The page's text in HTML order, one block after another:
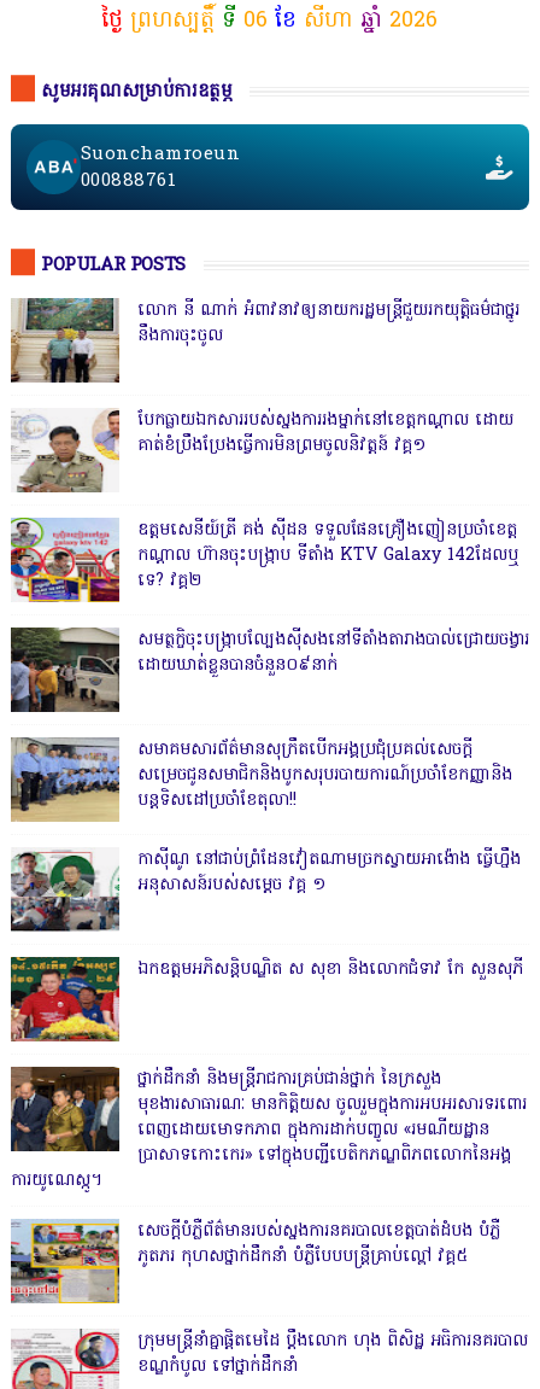
ថ្ងៃ ព្រហស្បត្តិ៍ ទី 06 ខែ សីហា ឆ្នាំ 2026
សូមអរគុណសម្រាប់ការឧត្ថម្ភ
Suonchamroeun
000888761
POPULAR POSTS
លោក នី ណាក់ អំពាវនាវឲ្យនាយករដ្ឋមន្ត្រីជួយរកយុត្តិធម៌ជាថ្នូរ
នឹងការចុះចូល
បែកធ្លាយឯកសាររបស់ស្នងការរងម្នាក់នៅខេត្តកណ្ដាល ដោយ
គាត់ខំប្រឹងប្រែងធ្វើការមិនព្រមចូលនិវត្តន៍ វគ្គ១
ឧត្តមសេនីយ៍ត្រី គង់ ស៊ីដន ទទួលផែនគ្រឿងញៀនប្រចាំខេត្ត
កណ្តាល ហ៊ានចុះបង្ក្រាប ទីតាំង KTV Galaxy 142ដែលឬ
ទេ? វគ្គ២
សមត្ថកិ្ចចុះបង្ក្រាបល្បែងស៊ីសងនៅទីតាំងតារាងបាល់ជ្រោយចង្វារ
ដោយឃាត់ខ្លួនបានចំនួន០៩នាក់
សមាគមសារព័ត៌មានសុក្រឹតបើកអង្គប្រជុំប្រគល់សេចក្តី
សម្រេចជូនសមាជិកនិងបូកសរុបរបាយការណ៍ប្រចាំខែកញ្ញានិង
បន្តទិសដៅប្រចាំខែតុលា!!
កាសុីណូ នៅជាប់ព្រំដែនវៀតណាមច្រកស្វាយអាង៉ោង ធ្វើហ្នឹង
អនុសាសន៍របស់សម្ដេច វគ្គ ១
ឯកឧត្តមអភិសន្តិបណ្ឌិត ស សុខា និងលោកជំទាវ កែ សួនសុភី
ថ្នាក់ដឹកនាំ និងមន្ត្រីរាជការគ្រប់ជាន់ថ្នាក់ នៃក្រសួង
មុខងារសាធារណៈ មានកិត្តិយស ចូលរួមក្នុងការអបអរសារទរពោរ
ពេញដោយមោទកភាព ក្នុងការដាក់បញ្ចូល «រមណីយដ្ឋាន
ប្រាសាទកោះកេរ» ទៅក្នុងបញ្ជីបេតិកភណ្ឌពិភពលោកនៃអង្គ
ការយូណេស្កូ។
សេចក្តីបំភ្លឺព័ត៌មានរបស់ស្នងការនគរបាលខេត្តបាត់ដំបង បំភ្លឺ
ភូតភរ កុហសថ្នាក់ដឹកនាំ បំភ្លឺបែបបន្ត្រីគ្រាប់ល្ពៅ វគ្គ៥
ក្រុមមន្ត្រីនាំគ្នាផ្ដិតមេដៃ ប្ដឹងលោក ហុង ពិសិដ្ឋ អធិការនគរបាល
ខណ្ឌកំបូល ទៅថ្នាក់ដឹកនាំ